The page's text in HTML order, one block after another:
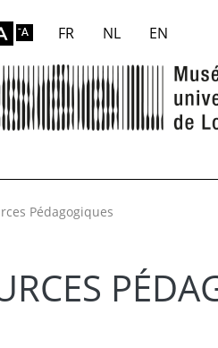
FR NL EN
Pédagogiques